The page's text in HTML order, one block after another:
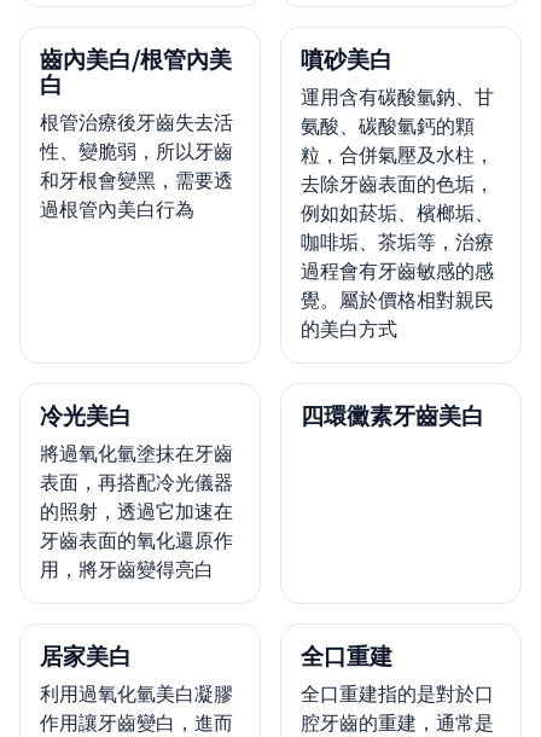
齒內美白/根管內美
白
根管治療後牙齒失去活
性、變脆弱，所以牙齒
和牙根會變黑，需要透
過根管內美白行為
噴砂美白
運用含有碳酸氫鈉、甘
氨酸、碳酸氫鈣的顆
粒，合併氣壓及水柱，
去除牙齒表面的色垢，
例如如菸垢、檳榔垢、
咖啡垢、茶垢等，治療
過程會有牙齒敏感的感
覺。屬於價格相對親民
的美白方式
冷光美白
將過氧化氫塗抹在牙齒
表面，再搭配冷光儀器
的照射，透過它加速在
牙齒表面的氧化還原作
用，將牙齒變得亮白
四環黴素牙齒美白
居家美白
利用過氧化氫美白凝膠
作用讓牙齒變白，進而
全口重建
全口重建指的是對於口
腔牙齒的重建，通常是